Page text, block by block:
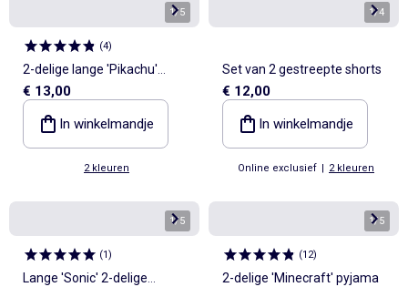
1/5
(4)
2-delige lange 'Pikachu'
'Pokémon' pyjamaset
€ 13,00
In winkelmandje
2 kleuren
1/4
Set van 2 gestreepte shorts
€ 12,00
In winkelmandje
Online exclusief | 2 kleuren
1/5
(1)
Lange 'Sonic' 2-delige
1/5
(12)
2-delige 'Minecraft' pyjama